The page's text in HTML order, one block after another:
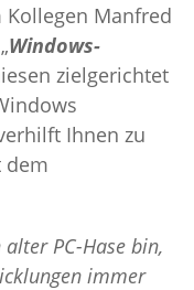
Manfred
Windows-
zielgerichtet
Ihnen zu
dem
PC-Hase bin,
immer